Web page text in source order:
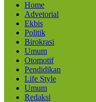
Home
Advetorial
Ekbis
Politik
Birokrasi
Umum
Otomotif
Pendidikan
Life Style
Umum
Redaksi